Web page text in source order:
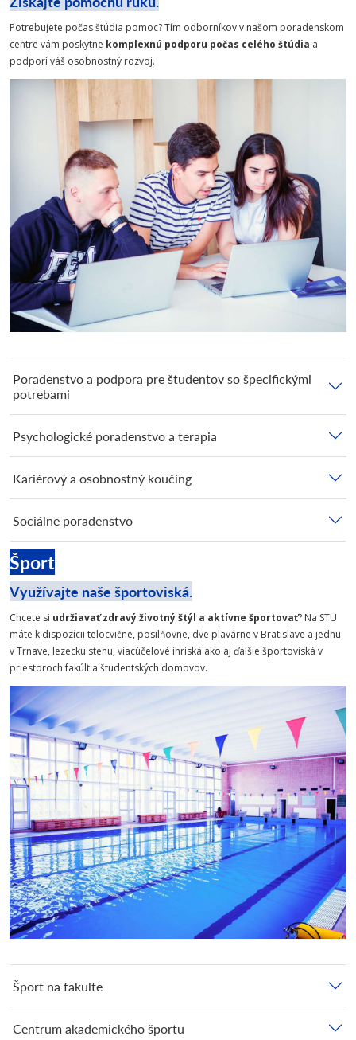
Potrebujete počas štúdia pomoc? Tím odborníkov v našom poradenskom
centre vám poskytne komplexnú podporu počas celého štúdia a
podporí váš osobnostný rozvoj.
Poradenstvo a podpora pre študentov so špecifickými
potrebami
Psychologické poradenstvo a terapia
Kariérový a osobnostný koučing
Sociálne poradenstvo
Šport
Využívajte naše športoviská.
Chcete si udržiavať zdravý životný štýl a aktívne športovať? Na STU
máte k dispozícii telocvične, posilňovne, dve plavárne v Bratislave a jednu
v Trnave, lezeckú stenu, viacúčelové ihriská ako aj ďalšie športoviská v
priestoroch fakúlt a študentských domovov.
Šport na fakulte
Centrum akademického športu